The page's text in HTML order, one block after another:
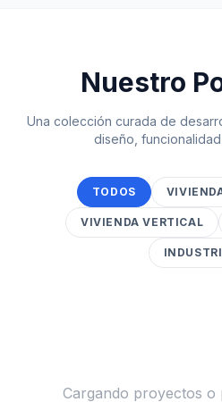
Nuestro
Una colección curada de
diseño,
TODOS
VIVIENDA VERTICAL
Cargando proyectos o